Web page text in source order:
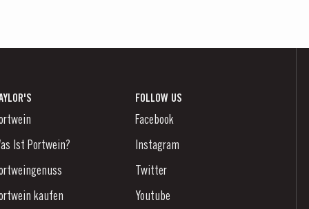
Ist Portwein?
kaufen
FOLLOW US
Facebook
Instagram
Twitter
Youtube